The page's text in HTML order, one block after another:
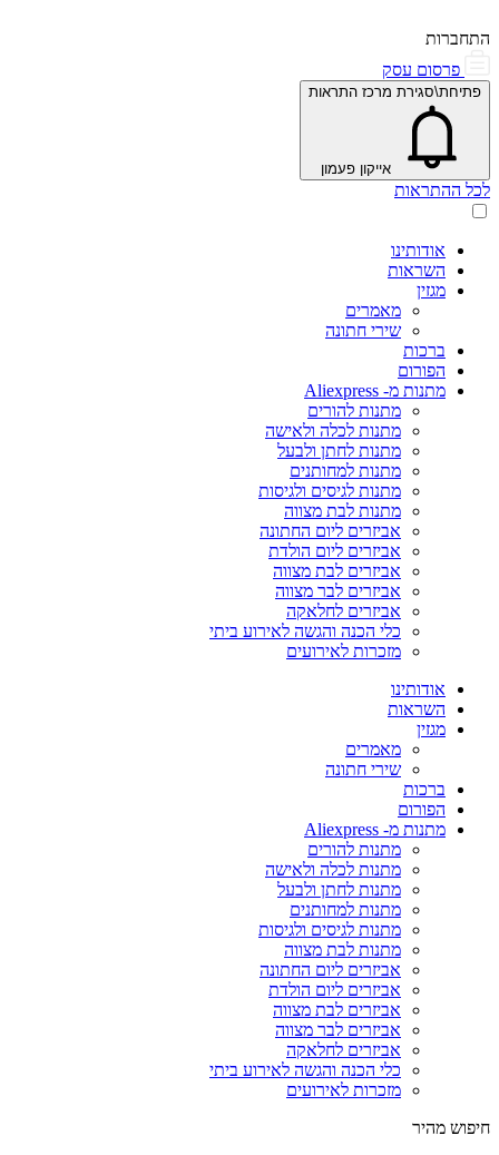
התחברות
פרסום עסק
פתיחת\סגירת מרכז התראות
אייקון פעמון
לכל ההתראות
אודותינו
השראות
מגזין
מאמרים
שירי חתונה
ברכות
הפורום
מתנות מ- Aliexpress
מתנות להורים
מתנות לכלה ולאישה
מתנות לחתן ולבעל
מתנות למחותנים
מתנות לגיסים ולגיסות
מתנות לבת מצווה
אביזרים ליום החתונה
אביזרים ליום הולדת
אביזרים לבת מצווה
אביזרים לבר מצווה
אביזרים לחלאקה
כלי הכנה והגשה לאירוע ביתי
מזכרות לאירועים
אודותינו
השראות
מגזין
מאמרים
שירי חתונה
ברכות
הפורום
מתנות מ- Aliexpress
מתנות להורים
מתנות לכלה ולאישה
מתנות לחתן ולבעל
מתנות למחותנים
מתנות לגיסים ולגיסות
מתנות לבת מצווה
אביזרים ליום החתונה
אביזרים ליום הולדת
אביזרים לבת מצווה
אביזרים לבר מצווה
אביזרים לחלאקה
כלי הכנה והגשה לאירוע ביתי
מזכרות לאירועים
חיפוש מהיר